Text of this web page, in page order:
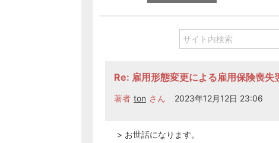
Re: 雇用形態変更による雇用保険喪失
著者 ton さん 2023年12月12日 23:06
> お世話になります。